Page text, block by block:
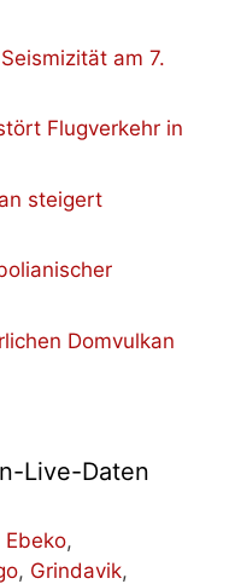
am 7.
Flugverkehr in
steigert
Domvulkan
Live-Daten
Ebeko,
, Grindavik,